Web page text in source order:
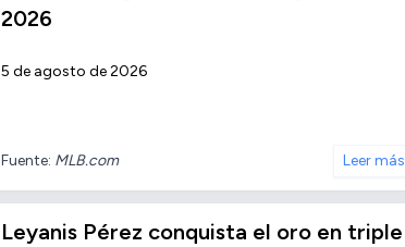
2026
5 de agosto de 2026
Fuente: MLB.com Leer más
Leyanis Pérez conquista el oro en triple